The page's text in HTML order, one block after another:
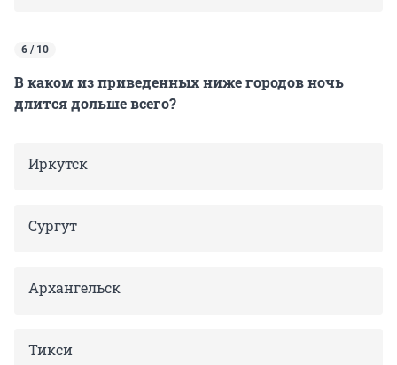
6 / 10
В каком из приведенных ниже городов ночь
длится дольше всего?
Иркутск
Сургут
Архангельск
Тикси